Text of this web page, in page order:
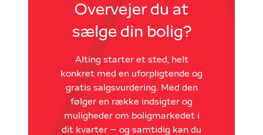
Overvejer du at
sælge din bolig?
Alting starter et sted, helt
konkret med en uforpligtende og
gratis salgsvurdering. Med den
følger en række indsigter og
muligheder om boligmarkedet i
dit kvarter – og samtidig kan du